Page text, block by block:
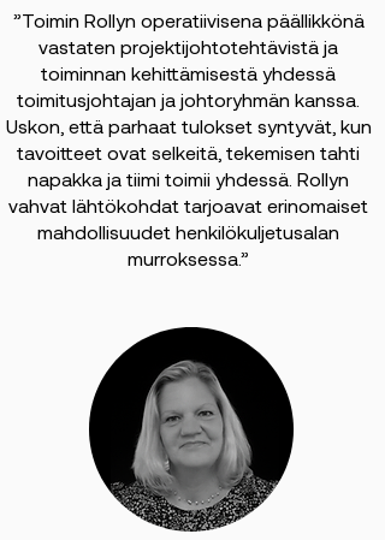
”Toimin Rollyn operatiivisena päällikkönä
vastaten projektijohtotehtävistä ja
toiminnan kehittämisestä yhdessä
toimitusjohtajan ja johtoryhmän kanssa.
Uskon, että parhaat tulokset syntyvät, kun
tavoitteet ovat selkeitä, tekemisen tahti
napakka ja tiimi toimii yhdessä. Rollyn
vahvat lähtökohdat tarjoavat erinomaiset
mahdollisuudet henkilökuljetusalan
murroksessa.”